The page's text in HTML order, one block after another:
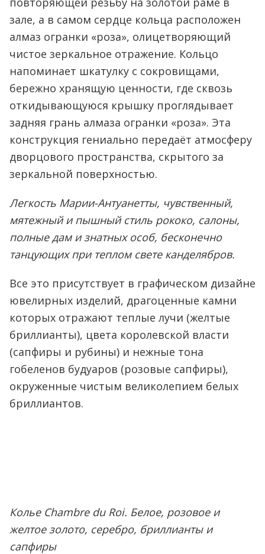
зале, а в самом сердце кольца расположен
алмаз огранки «роза», олицетворяющий
чистое зеркальное отражение. Кольцо
напоминает шкатулку с сокровищами,
бережно хранящую ценности, где сквозь
откидывающуюся крышку проглядывает
задняя грань алмаза огранки «роза». Эта
конструкция гениально передаёт атмосферу
дворцового пространства, скрытого за
зеркальной поверхностью.
Легкость Марии-Антуанетты, чувственный,
мятежный и пышный стиль рококо, салоны,
полные дам и знатных особ, бесконечно
танцующих при теплом свете канделябров.
Все это присутствует в графическом дизайне
ювелирных изделий, драгоценные камни
которых отражают теплые лучи (желтые
бриллианты), цвета королевской власти
(сапфиры и рубины) и нежные тона
гобеленов будуаров (розовые сапфиры),
окруженные чистым великолепием белых
бриллиантов.
Колье Chambre du Roi. Белое, розовое и
желтое золото, серебро, бриллианты и
сапфиры